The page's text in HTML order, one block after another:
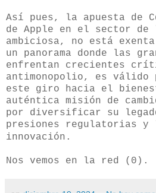
Así pues, la apuesta de
de Apple en el sector de
ambiciosa, no está
un panorama donde las
enfrentan crecientes
antimonopolio, es válido
este giro hacia el
auténtica misión de
por diversificar su
presiones regulatorias y
innovación .
Nos vemos en la red (0).